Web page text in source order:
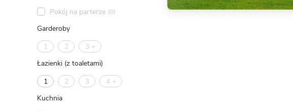
Pokój na parterze (0)
Garderoby
1
2
3 +
Łazienki (z toaletami)
1
2 3
4 +
Kuchnia